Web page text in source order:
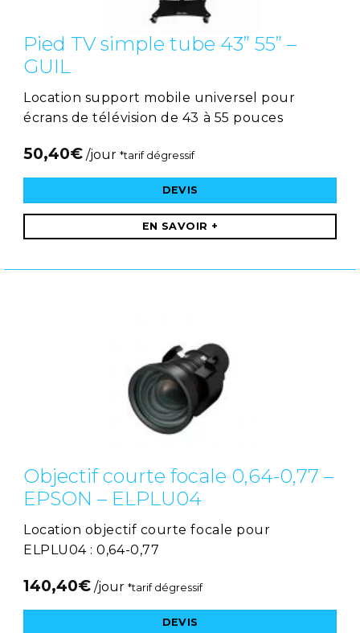
Pied TV simple tube 43” 55” –
GUIL
Location support mobile universel pour
écrans de télévision de 43 à 55 pouces
50,40€ /jour *tarif dégressif
DEVIS
EN SAVOIR +
Objectif courte focale 0,64-0,77 –
EPSON – ELPLU04
Location objectif courte focale pour
ELPLU04 : 0,64-0,77
140,40€ /jour *tarif dégressif
DEVIS